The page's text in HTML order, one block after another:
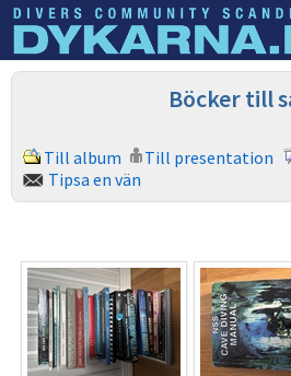
Dyknyheter Böcker till
Till album Till presentation
Tipsa en vän